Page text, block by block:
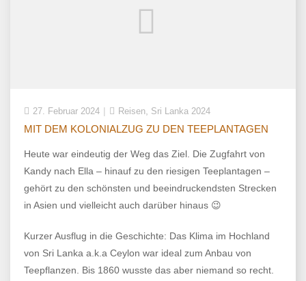
27. Februar 2024 Reisen Sri Lanka 2024
MIT DEM KOLONIALZUG ZU DEN TEEPLANTAGEN
Heute war eindeutig der Weg das Ziel. Die Zugfahrt von
Kandy nach Ella – hinauf zu den riesigen Teeplantagen –
gehört zu den schönsten und beeindruckendsten Strecken
in Asien und vielleicht auch darüber hinaus 😉
Kurzer Ausflug in die Geschichte: Das Klima im Hochland
von Sri Lanka a.k.a Ceylon war ideal zum Anbau von
Teepflanzen. Bis 1860 wusste das aber niemand so recht.